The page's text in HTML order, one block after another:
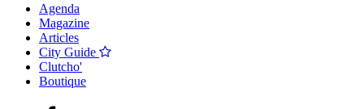
Agenda
Magazine
Articles
City Guide
Clutcho'
Boutique